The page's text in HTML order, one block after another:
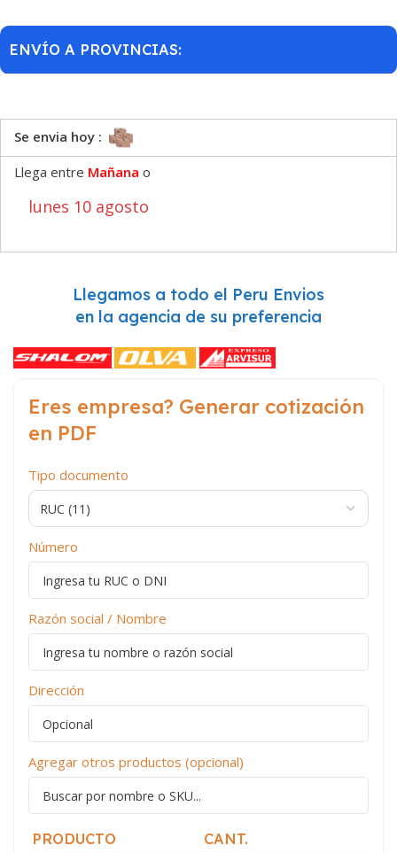
ENVÍO A PROVINCIAS:
Se envia hoy :
Llega entre Mañana o
lunes 10 agosto
Llegamos a todo el Peru Envios
en la agencia de su preferencia
Eres empresa? Generar cotización
en PDF
Tipo documento
Número
Razón social / Nombre
Dirección
Agregar otros productos (opcional)
PRODUCTO CANT.